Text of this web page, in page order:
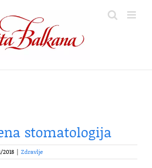
stomatologija
2018 Zdravlje